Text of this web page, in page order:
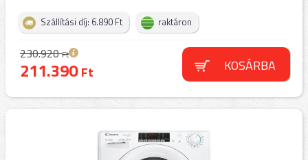
Szállítási díj: 6.890 Ft raktáron
230.920Ft
211.390Ft KOSÁRBA